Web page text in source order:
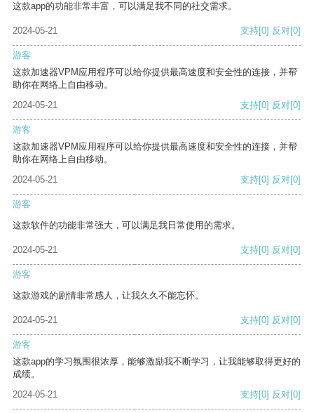
这款app的功能非常丰富，可以满足我不同的社交需求。
2024-05-21 支持[0] 反对[0]
游客
这款加速器VPM应用程序可以给你提供最高速度和安全性的连接，并帮
助你在网络上自由移动。
2024-05-21
支持[0] 反对[0]
游客
这款加速器VPM应用程序可以给你提供最高速度和安全性的连接，并帮
助你在网络上自由移动。
2024-05-21
支持[0] 反对[0]
游客
这款软件的功能非常强大，可以满足我日常使用的需求。
2024-05-21 支持[0] 反对[0]
游客
这款游戏的剧情非常感人，让我久久不能忘怀。
2024-05-21 支持[0] 反对[0]
游客
这款app的学习氛围很浓厚，能够激励我不断学习，让我能够取得更好的
成绩。
2024-05-21
支持[0] 反对[0]